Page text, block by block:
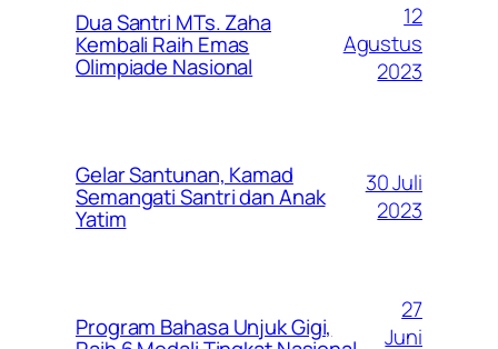
Dua Santri MTs. Zaha
Kembali Raih Emas
Olimpiade Nasional
12
Agustus
2023
Gelar Santunan, Kamad
Semangati Santri dan Anak
Yatim
30 Juli
2023
Program Bahasa Unjuk Gigi,
27
Juni